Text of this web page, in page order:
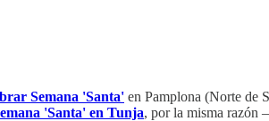
Semana 'Santa' en Pamplona (Norte de
'Santa' en Tunja, por la misma razón